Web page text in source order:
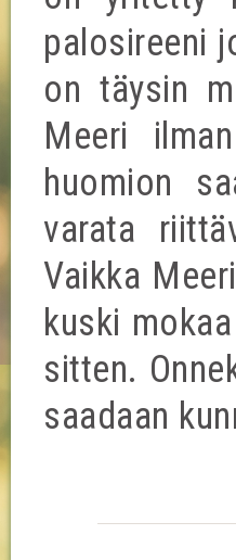
palosireeni
on täysin
Meeri
huomion
varata
Vaikka
kuski
sitten.
saadaan